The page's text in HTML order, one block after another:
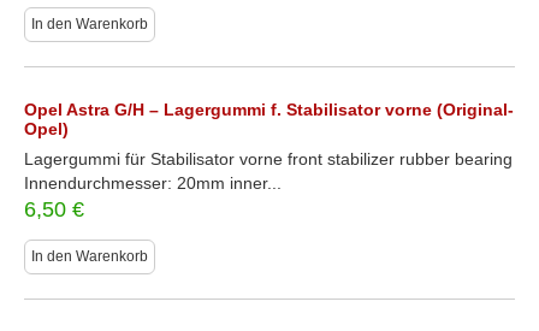
In den Warenkorb
Opel Astra G/H – Lagergummi f. Stabilisator vorne (Original-
Opel)
Lagergummi für Stabilisator vorne front stabilizer rubber bearing
Innendurchmesser: 20mm inner...
6,50 €
In den Warenkorb